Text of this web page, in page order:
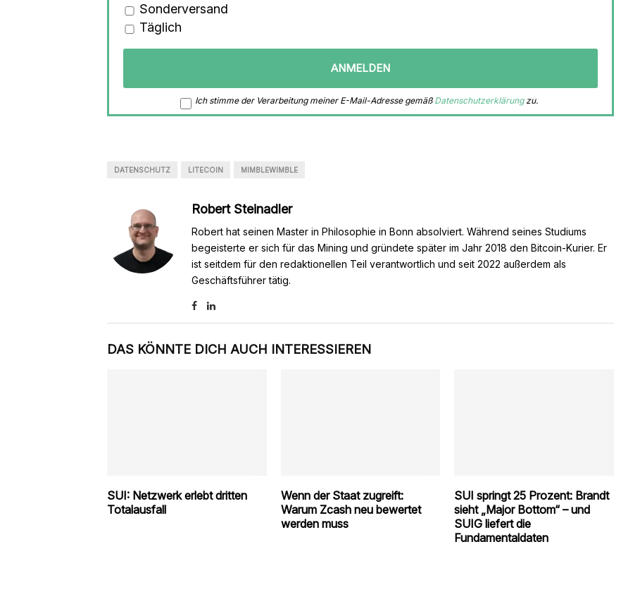
Sonderversand
Täglich
Ich stimme der Verarbeitung meiner E-Mail-Adresse gemäß Datenschutzerklärungzu.
DATENSCHUTZ LITECOIN MIMBLEWIMBLE
Robert Steinadler
Robert hat seinen Master in Philosophie in Bonn absolviert. Während seines Studiums
begeisterte er sich für das Mining und gründete später im Jahr 2018 den Bitcoin-Kurier. Er
ist seitdem für den redaktionellen Teil verantwortlich und seit 2022 außerdem als
Geschäftsführer tätig.
DAS KÖNNTE DICH AUCH INTERESSIEREN
SUI: Netzwerk erlebt dritten
Totalausfall
Wenn der Staat zugreift:
Warum Zcash neu bewertet
werden muss
SUI springt 25 Prozent: Brandt
sieht „Major Bottom“ – und
SUIG liefert die
Fundamentaldaten